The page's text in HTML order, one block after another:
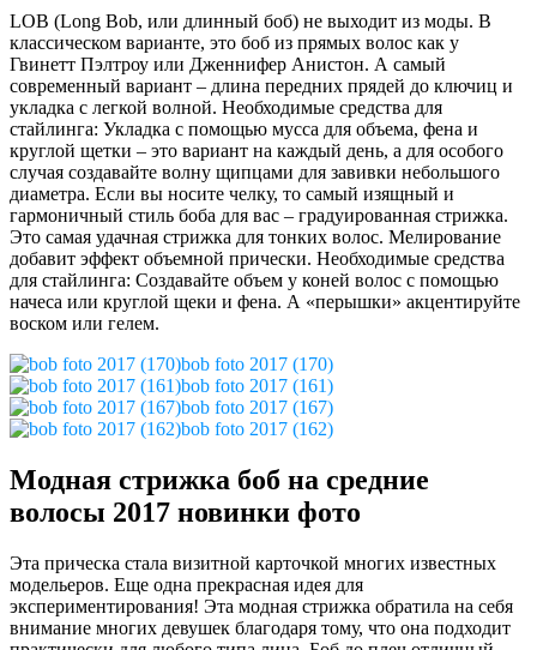
LOB (Long Bob, или длинный боб) не выходит из моды. В
классическом варианте, это боб из прямых волос как у
Гвинетт Пэлтроу или Дженнифер Анистон. А самый
современный вариант – длина передних прядей до ключиц и
укладка с легкой волной. Необходимые средства для
стайлинга: Укладка с помощью мусса для объема, фена и
круглой щетки – это вариант на каждый день, а для особого
случая создавайте волну щипцами для завивки небольшого
диаметра. Если вы носите челку, то самый изящный и
гармоничный стиль боба для вас – градуированная стрижка.
Это самая удачная стрижка для тонких волос. Мелирование
добавит эффект объемной прически. Необходимые средства
для стайлинга: Создавайте объем у коней волос с помощью
начеса или круглой щеки и фена. А «перышки» акцентируйте
воском или гелем.
bob foto 2017 (170)
bob foto 2017 (161)
bob foto 2017 (167)
bob foto 2017 (162)
Модная стрижка боб на средние
волосы 2017 новинки фото
Эта прическа стала визитной карточкой многих известных
модельеров. Еще одна прекрасная идея для
экспериментирования! Эта модная стрижка обратила на себя
внимание многих девушек благодаря тому, что она подходит